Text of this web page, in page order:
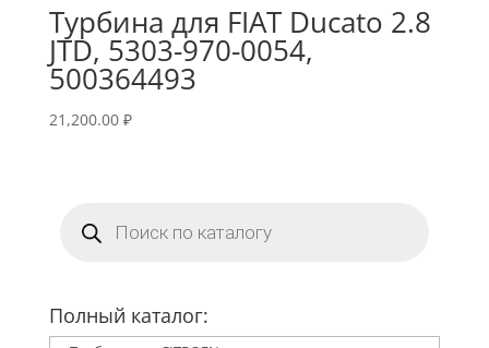
Турбина для FIAT Ducato 2.8
JTD, 5303-970-0054,
500364493
21,200.00 ₽
товаров
Полный каталог: